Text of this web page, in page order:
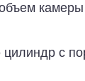
цилиндр с